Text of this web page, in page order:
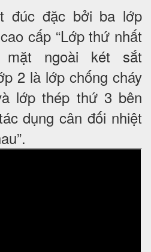
đúc đặc bởi ba lớp
cấp “Lớp thứ nhất
ngoài két sắt
2 là lớp chống cháy
lớp thép thứ 3 bên
dụng cân đối nhiệt